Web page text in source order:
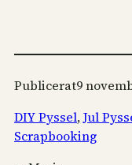
Publicerat9
DIY Pyssel, Jul
Scrapbooking